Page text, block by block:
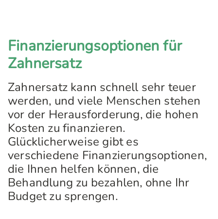
Finanzierungsoptionen für
Zahnersatz
Zahnersatz kann schnell sehr teuer
werden, und viele Menschen stehen
vor der Herausforderung, die hohen
Kosten zu finanzieren.
Glücklicherweise gibt es
verschiedene Finanzierungsoptionen,
die Ihnen helfen können, die
Behandlung zu bezahlen, ohne Ihr
Budget zu sprengen.